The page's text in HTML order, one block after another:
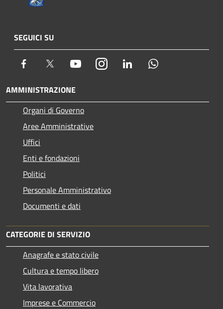
SEGUICI SU
Facebook Twitter YoutubeInstagram LinkedIn
AMMINISTRAZIONE
Organi di Governo
Aree Amministrative
Uffici
Enti e fondazioni
Politici
Personale Amministrativo
Documenti e dati
CATEGORIE DI SERVIZIO
Anagrafe e stato civile
Cultura e tempo libero
Vita lavorativa
Imprese e Commercio